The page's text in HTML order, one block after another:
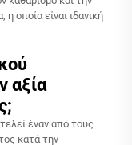
οποία είναι ιδανική
αξία
έναν από τους
κατά την